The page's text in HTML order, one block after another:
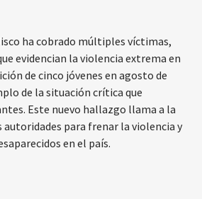
ha cobrado múltiples víctimas,
evidencian la violencia extrema en
de cinco jóvenes en agosto de
de la situación crítica que
Este nuevo hallazgo llama a la
autoridades para frenar la violencia y
en el país.